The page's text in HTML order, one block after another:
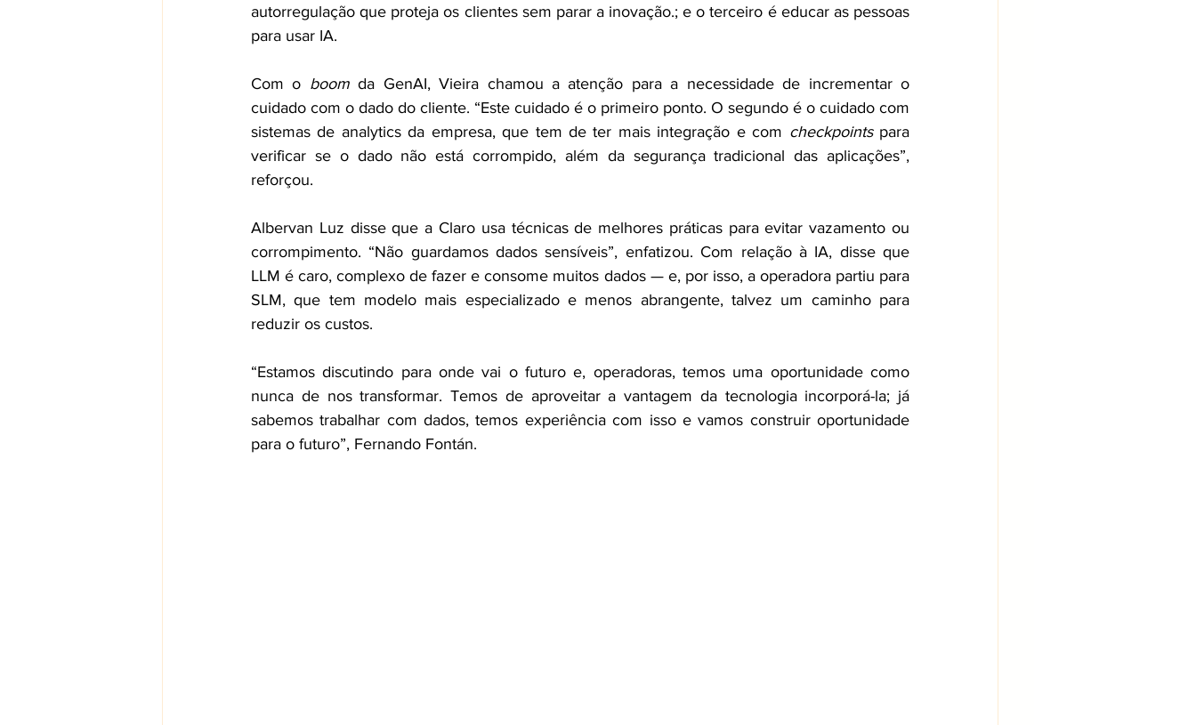
autorregulação que proteja os clientes sem parar a inovação.; e o terceiro é educar as pessoas
para usar IA.
Com o boom da GenAI, Vieira chamou a atenção para a necessidade de incrementar o
cuidado com o dado do cliente. “Este cuidado é o primeiro ponto. O segundo é o cuidado com
sistemas de analytics da empresa, que tem de ter mais integração e com checkpoints para
verificar se o dado não está corrompido, além da segurança tradicional das aplicações”,
reforçou.
Albervan Luz disse que a Claro usa técnicas de melhores práticas para evitar vazamento ou
corrompimento. “Não guardamos dados sensíveis”, enfatizou. Com relação à IA, disse que
LLM é caro, complexo de fazer e consome muitos dados — e, por isso, a operadora partiu para
SLM, que tem modelo mais especializado e menos abrangente, talvez um caminho para
reduzir os custos.
“Estamos discutindo para onde vai o futuro e, operadoras, temos uma oportunidade como
nunca de nos transformar. Temos de aproveitar a vantagem da tecnologia incorporá-la; já
sabemos trabalhar com dados, temos experiência com isso e vamos construir oportunidade
para o futuro”, Fernando Fontán.